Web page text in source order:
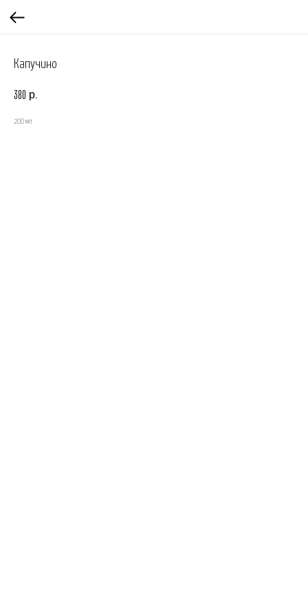
Капучино
380 р.
200 мл